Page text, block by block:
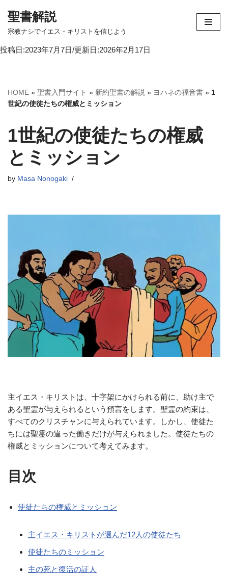
コ
テ
へ
ス
聖書解説
宗教ナシでイエス・キリストを信じよう
投稿日:2023年7月7日/更新日:2026年2月17日
HOME » 聖書入門サイト » 新約聖書の解説 » ヨハネの福音書 » 1
世紀の使徒たちの権威とミッション
1世紀の使徒たちの権威
とミッション
by Masa Nonogaki
主イエス・キリストは、十字架にかけられる前に、助け主で
ある聖霊が与えられるという預言をします。聖霊の約束は、
すべてのクリスチャンに与えられています。しかし、使徒た
ちには聖霊の違った働きだけが与えられました。使徒たちの
権威とミッションについて考えてみます。
目次
使徒たちの権威とミッション
主イエス・キリストが選んだ12人の使徒たち
使徒たちのミッション
主の死と復活の証人